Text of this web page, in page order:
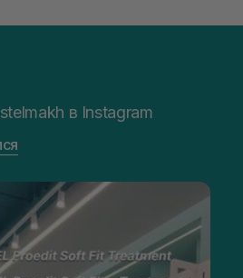
в Instagram